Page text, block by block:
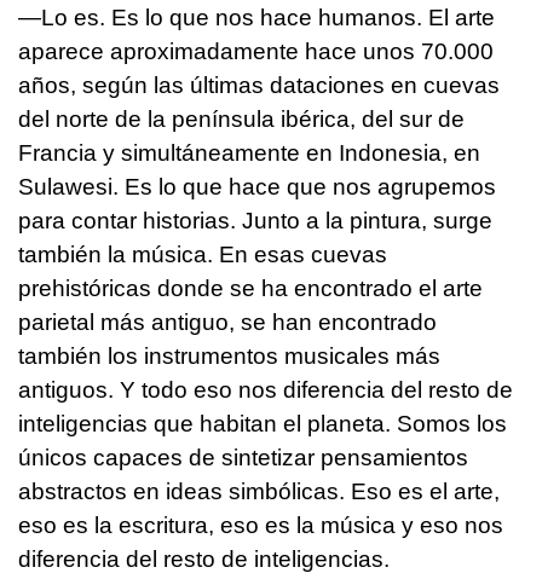
—Lo es. Es lo que nos hace humanos. El arte
aparece aproximadamente hace unos 70.000
años, según las últimas dataciones en cuevas
del norte de la península ibérica, del sur de
Francia y simultáneamente en Indonesia, en
Sulawesi. Es lo que hace que nos agrupemos
para contar historias. Junto a la pintura, surge
también la música. En esas cuevas
prehistóricas donde se ha encontrado el arte
parietal más antiguo, se han encontrado
también los instrumentos musicales más
antiguos. Y todo eso nos diferencia del resto de
inteligencias que habitan el planeta. Somos los
únicos capaces de sintetizar pensamientos
abstractos en ideas simbólicas. Eso es el arte,
eso es la escritura, eso es la música y eso nos
diferencia del resto de inteligencias.